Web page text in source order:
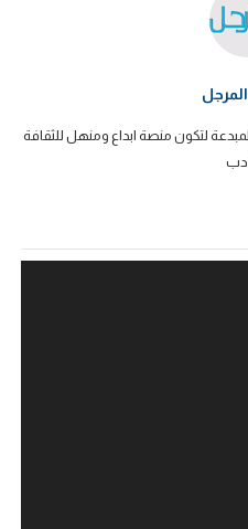
لتكون منصة ابداع ومنهل للثقافة